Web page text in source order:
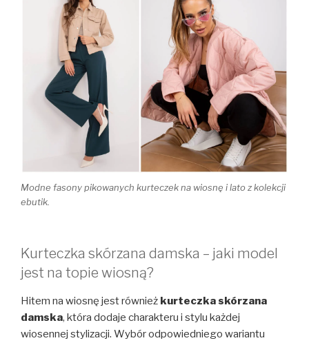
Modne fasony pikowanych kurteczek na wiosnę i lato z kolekcji
ebutik.
Kurteczka skórzana damska – jaki model
jest na topie wiosną?
Hitem na wiosnę jest również kurteczka skórzana
damska, która dodaje charakteru i stylu każdej
wiosennej stylizacji. Wybór odpowiedniego wariantu